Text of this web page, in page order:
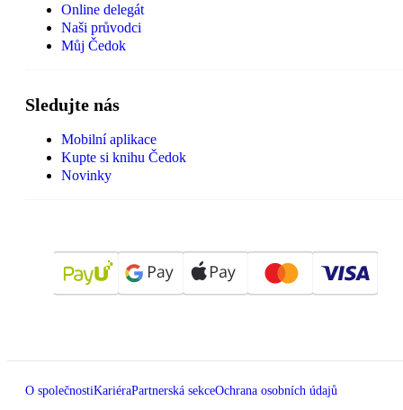
Online delegát
Naši průvodci
Můj Čedok
Sledujte nás
Mobilní aplikace
Kupte si knihu Čedok
Novinky
O společnostiKariéraPartnerská sekceOchrana osobních údajů